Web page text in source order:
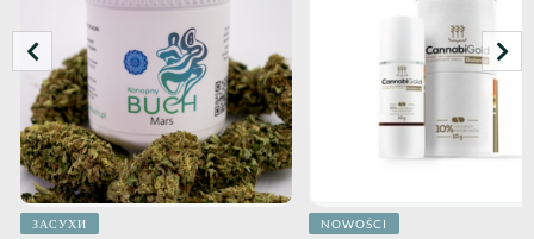
ЗАСУХИ NOWOŚCI